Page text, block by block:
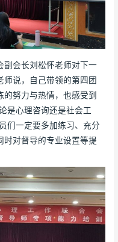
副会长刘松怀老师对下一
师说，自己带领的第四团
努力与热情，也感受到
是心理咨询还是社会工
们一定要多加练习、充分
对督导的专业设置等提